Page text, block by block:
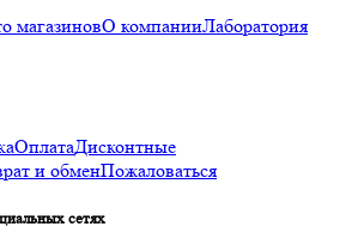
магазиновО компанииЛаборатория
ОплатаДисконтные
и обменПожаловаться
сетях